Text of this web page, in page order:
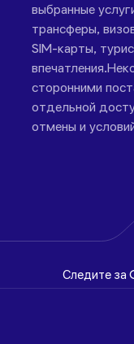
выбранные
трансферы,
SIM-карты,
сторонними
отдельной
отмены и
Следите за